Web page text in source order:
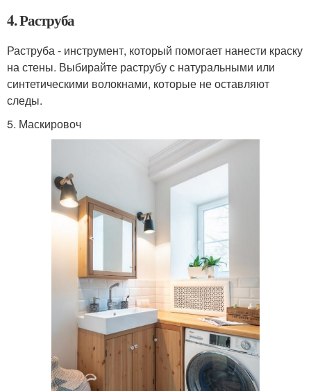
4. Раструба
Раструба - инструмент, который помогает нанести краску
на стены. Выбирайте раструбу с натуральными или
синтетическими волокнами, которые не оставляют
следы.
5. Маскировоч